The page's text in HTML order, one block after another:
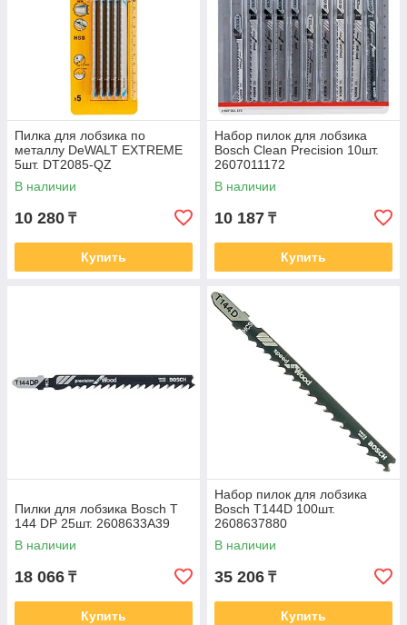
Пилка для лобзика по
металлу DeWALT EXTREME
5шт. DT2085-QZ
В наличии
10 280 ₸
Купить
Набор пилок для лобзика
Bosch Clean Precision 10шт.
2607011172
В наличии
10 187 ₸
Купить
Пилки для лобзика Bosch T
144 DP 25шт. 2608633A39
В наличии
18 066 ₸
Купить
Набор пилок для лобзика
Bosch Т144D 100шт.
2608637880
В наличии
35 206 ₸
Купить